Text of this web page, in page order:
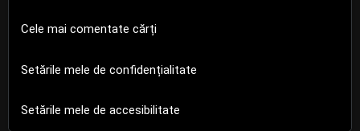
Cele mai comentate cărți
Setările mele de confidențialitate
Setările mele de accesibilitate